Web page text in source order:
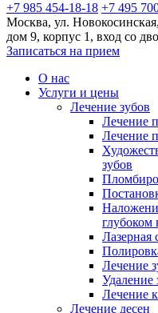
+7 985 454-18-18 +7 495
Москва, ул. Новокосинская,
дом 9, корпус 1, вход со
Записаться на прием
О нас
Услуги и цены
Лечение зубов
Лечение
Лечение
зубов
глубоком
Лазерная
Лечение
Удаление
Лечение
Лечение десен